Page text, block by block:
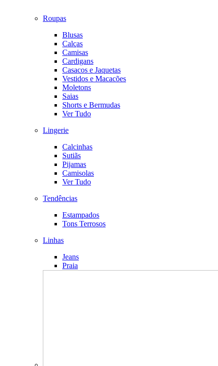
Roupas
Blusas
Calças
Camisas
Cardigans
Casacos e Jaquetas
Vestidos e Macacões
Moletons
Saias
Shorts e Bermudas
Ver Tudo
Lingerie
Calcinhas
Sutiãs
Pijamas
Camisolas
Ver Tudo
Tendências
Estampados
Tons Terrosos
Linhas
Jeans
Praia